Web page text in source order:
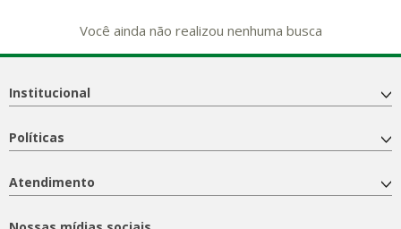
Você ainda não realizou nenhuma busca
Institucional
Políticas
Atendimento